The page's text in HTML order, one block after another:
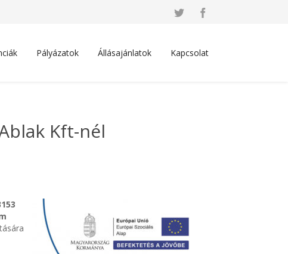
Pályázatok Állásajánlatok Kapcsolat
Kft-nél